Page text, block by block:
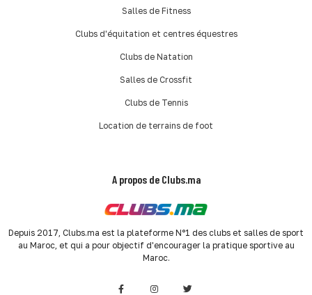
Salles de Fitness
Clubs d'équitation et centres équestres
Clubs de Natation
Salles de Crossfit
Clubs de Tennis
Location de terrains de foot
A propos de Clubs.ma
Depuis 2017, Clubs.ma est la plateforme N°1 des clubs et salles de sport
au Maroc, et qui a pour objectif d'encourager la pratique sportive au
Maroc.